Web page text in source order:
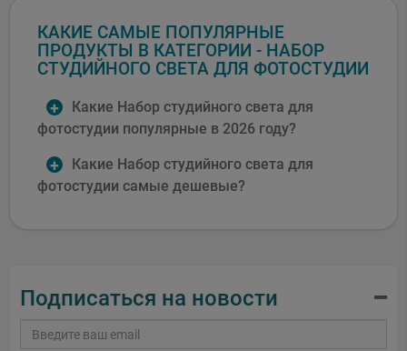
КАКИЕ САМЫЕ ПОПУЛЯРНЫЕ
ПРОДУКТЫ В КАТЕГОРИИ - НАБОР
СТУДИЙНОГО СВЕТА ДЛЯ ФОТОСТУДИИ
Какие Набор студийного света для
фотостудии популярные в 2026 году?
Какие Набор студийного света для
фотостудии самые дешевые?
Подписаться на новости